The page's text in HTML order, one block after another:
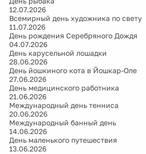
12.07.2026
Всемирный день художника по свету
11.07.2026
День рождения Серебряного Дождя
04.07.2026
День карусельной лошадки
28.06.2026
День йошкиного кота в Йошкар-Оле
27.06.2026
День медицинского работника
21.06.2026
Международный день тенниса
20.06.2026
Международный банный день
14.06.2026
День маленького путешествия
13.06.2026